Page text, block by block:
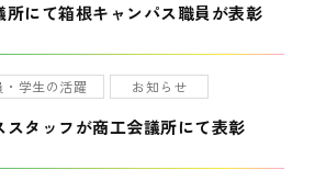
所にて箱根キャンパス職員が表彰
・学生の活躍 お知らせ
スタッフが商工会議所にて表彰